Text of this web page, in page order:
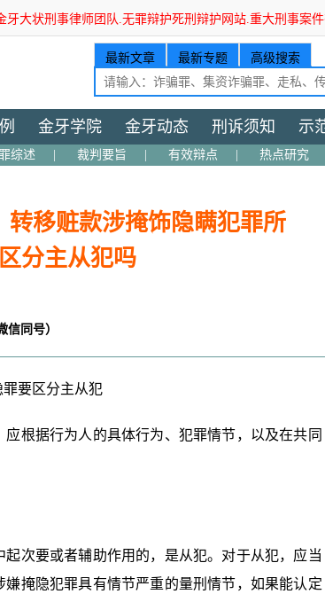
牙大状刑事律师团队.无罪辩护死刑辩护网站.重大刑事案
最新文章 最新专题 高级搜索
金牙学院 金牙动态 刑诉须知 示
综述 裁判要旨 有效辩点 热点研究
移赃款涉掩饰隐瞒犯罪所
分主从犯吗
信同号）
要区分主从犯
根据行为人的具体行为、犯罪情节，以及在共同
次要或者辅助作用的，是从犯。对于从犯，应当
掩隐犯罪具有情节严重的量刑情节，如果能认定